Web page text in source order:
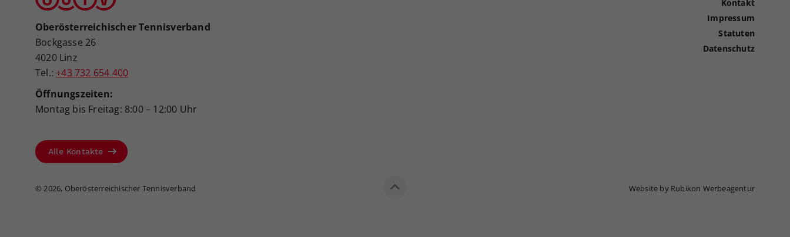
Oberösterreichischer Tennisverband
Bockgasse 26
4020 Linz
Tel.: +43 732 654 400
Öffnungszeiten:
Montag bis Freitag: 8:00 – 12:00 Uhr
Alle Kontakte
Kontakt
Impressum
Statuten
Datenschutz
© 2026, Oberösterreichischer Tennisverband Website by Rubikon Werbeagentur